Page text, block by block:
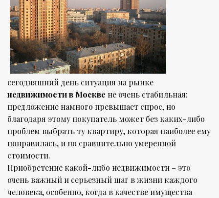
сегодняшний день ситуация на рынке
недвижимости в Москве не очень стабильная:
предложение намного превышает спрос, но
благодаря этому покупатель может без каких-либо
проблем выбрать ту квартиру, которая наиболее ему
понравилась, и по сравнительно умеренной
стоимости.
Приобретение какой-либо недвижимости – это
очень важный и серьезный шаг в жизни каждого
человека, особенно, когда в качестве имущества